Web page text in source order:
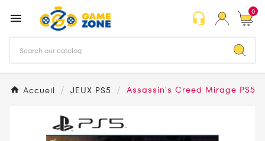
 headset_mic 0
Accueil JEUX PS5 Assassin's Creed Mirage PS5